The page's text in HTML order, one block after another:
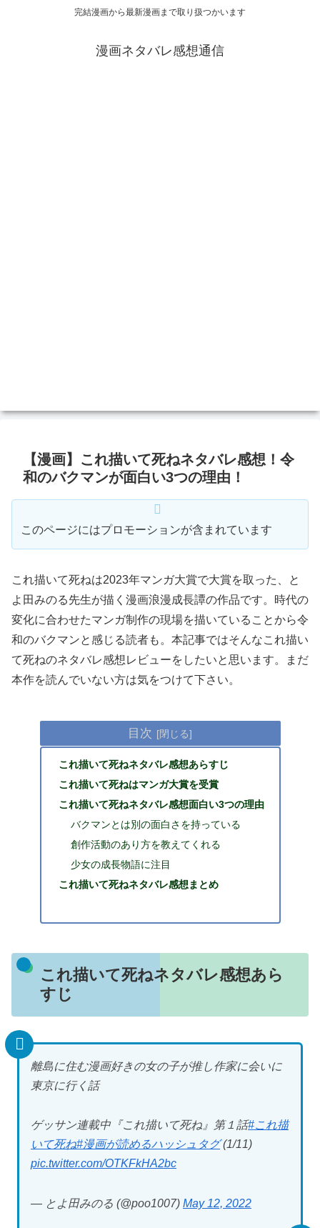
完結漫画から最新漫画まで取り扱つかいます
漫画ネタバレ感想通信
【漫画】これ描いて死ねネタバレ感想！令
和のバクマンが面白い3つの理由！
このページにはプロモーションが含まれています
これ描いて死ねは2023年マンガ大賞で大賞を取った、と
よ田みのる先生が描く漫画浪漫成長譚の作品です。時代の
変化に合わせたマンガ制作の現場を描いていることから令
和のバクマンと感じる読者も。本記事ではそんなこれ描い
て死ねのネタバレ感想レビューをしたいと思います。まだ
本作を読んでいない方は気をつけて下さい。
目次
これ描いて死ねネタバレ感想あらすじ
これ描いて死ねはマンガ大賞を受賞
これ描いて死ねネタバレ感想面白い3つの理由
バクマンとは別の面白さを持っている
創作活動のあり方を教えてくれる
少女の成長物語に注目
これ描いて死ねネタバレ感想まとめ
これ描いて死ねネタバレ感想あら
すじ
離島に住む漫画好きの女の子が推し作家に会いに
東京に行く話
ゲッサン連載中『これ描いて死ね』第１話#これ描
いて死ね#漫画が読めるハッシュタグ(1/11)
pic.twitter.com/OTKFkHA2bc
— とよ田みのる (@poo1007) May 12, 2022